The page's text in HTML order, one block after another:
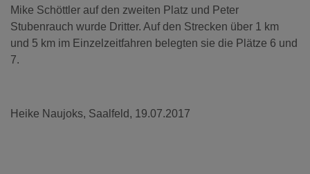
Mike Schöttler auf den zweiten Platz und Peter
Stubenrauch wurde Dritter. Auf den Strecken über 1 km
und 5 km im Einzelzeitfahren belegten sie die Plätze 6 und
7.
Heike Naujoks, Saalfeld, 19.07.2017